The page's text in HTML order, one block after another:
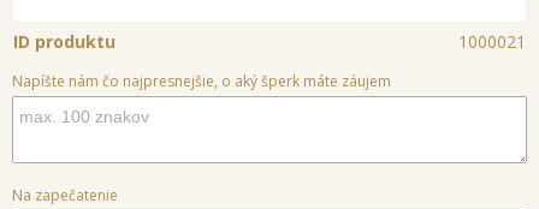
ID produktu 1000021
Napíšte nám čo najpresnejšie, o aký šperk máte záujem
Na zapečatenie